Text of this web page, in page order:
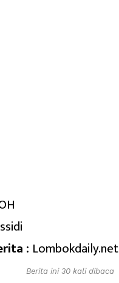
: Lombokdaily.net
Berita ini 30 kali dibaca